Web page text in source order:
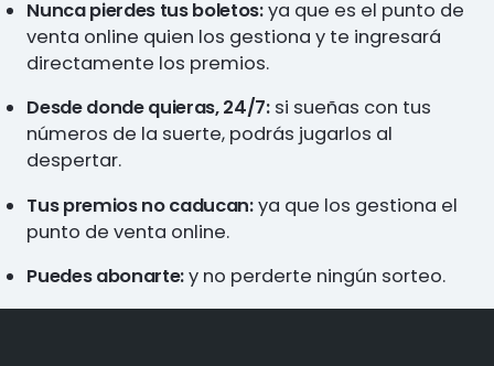
Nunca pierdes tus boletos:ya que es el punto de
venta online quien los gestiona y te ingresará
directamente los premios.
Desde donde quieras, 24/7:si sueñas con tus
números de la suerte, podrás jugarlos al
despertar.
Tus premios no caducan:ya que los gestiona el
punto de venta online.
Puedes abonarte:y no perderte ningún sorteo.